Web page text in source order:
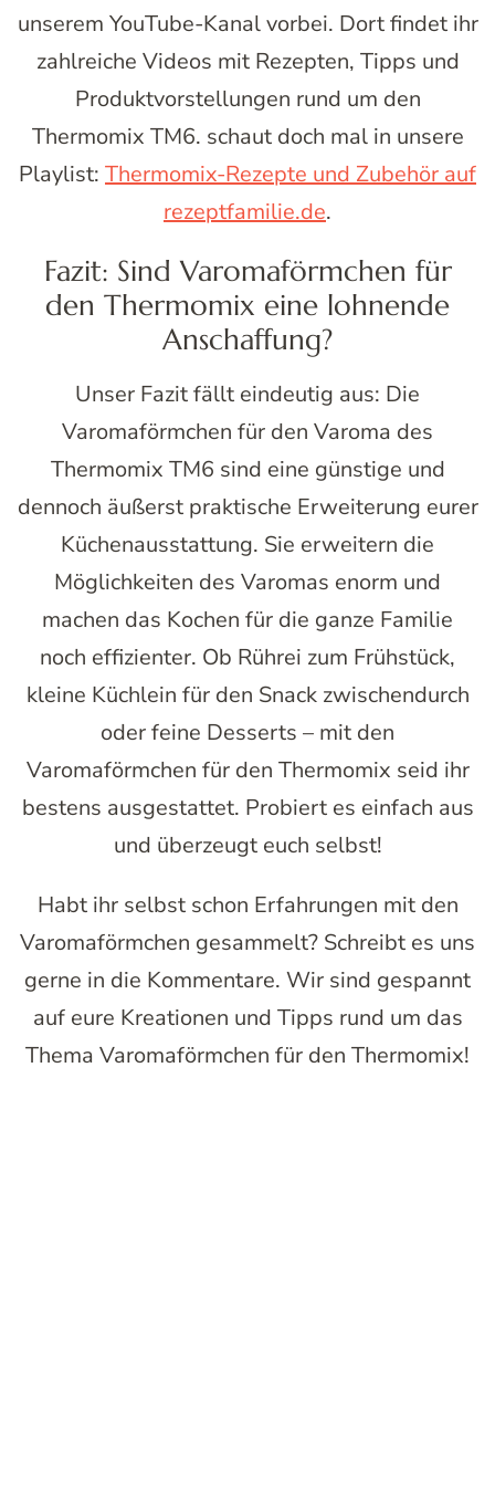
unserem YouTube-Kanal vorbei. Dort findet ihr
zahlreiche Videos mit Rezepten, Tipps und
Produktvorstellungen rund um den
Thermomix TM6. schaut doch mal in unsere
Playlist: Thermomix-Rezepte und Zubehör auf
rezeptfamilie.de.
Fazit: Sind Varomaförmchen für
den Thermomix eine lohnende
Anschaffung?
Unser Fazit fällt eindeutig aus: Die
Varomaförmchen für den Varoma des
Thermomix TM6 sind eine günstige und
dennoch äußerst praktische Erweiterung eurer
Küchenausstattung. Sie erweitern die
Möglichkeiten des Varomas enorm und
machen das Kochen für die ganze Familie
noch effizienter. Ob Rührei zum Frühstück,
kleine Küchlein für den Snack zwischendurch
oder feine Desserts – mit den
Varomaförmchen für den Thermomix seid ihr
bestens ausgestattet. Probiert es einfach aus
und überzeugt euch selbst!
Habt ihr selbst schon Erfahrungen mit den
Varomaförmchen gesammelt? Schreibt es uns
gerne in die Kommentare. Wir sind gespannt
auf eure Kreationen und Tipps rund um das
Thema Varomaförmchen für den Thermomix!